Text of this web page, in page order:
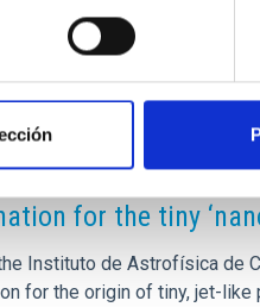
for the tiny
Instituto de Astrofísica de
for the origin of tiny, jet-